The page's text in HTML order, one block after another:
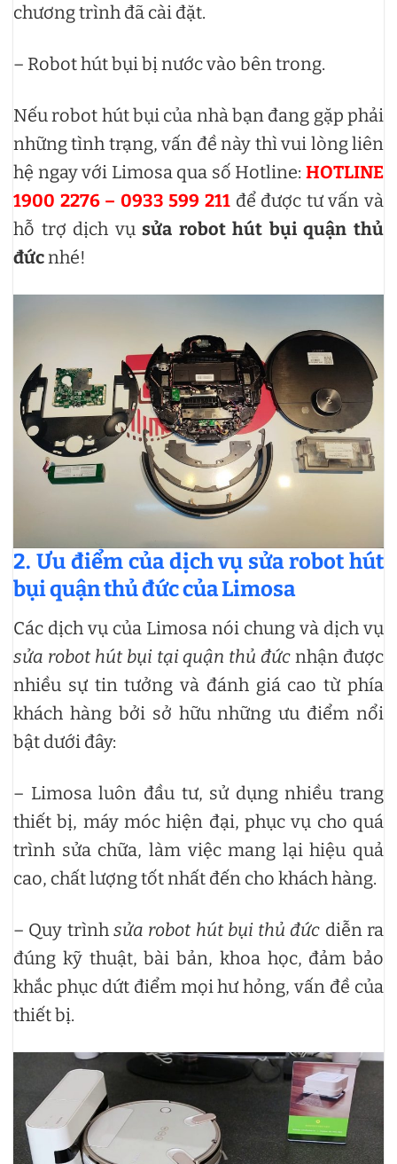
chương trình đã cài đặt.
– Robot hút bụi bị nước vào bên trong.
Nếu robot hút bụi của nhà bạn đang gặp phải
những tình trạng, vấn đề này thì vui lòng liên
hệ ngay với Limosa qua số Hotline: HOTLINE
1900 2276 – 0933 599 211 để được tư vấn và
hỗ trợ dịch vụsửa robot hút bụi quận thủ
đứcnhé!
2. Ưu điểm của dịch vụ sửa robot hút
bụi quận thủ đức của Limosa
Các dịch vụ của Limosa nói chung và dịch vụ
sửa robot hút bụi tại quận thủ đứcnhận được
nhiều sự tin tưởng và đánh giá cao từ phía
khách hàng bởi sở hữu những ưu điểm nổi
bật dưới đây:
– Limosa luôn đầu tư, sử dụng nhiều trang
thiết bị, máy móc hiện đại, phục vụ cho quá
trình sửa chữa, làm việc mang lại hiệu quả
cao, chất lượng tốt nhất đến cho khách hàng.
– Quy trình sửa robot hút bụi thủ đức diễn ra
đúng kỹ thuật, bài bản, khoa học, đảm bảo
khắc phục dứt điểm mọi hư hỏng, vấn đề của
thiết bị.